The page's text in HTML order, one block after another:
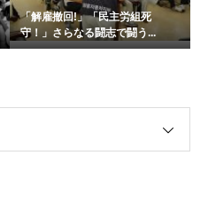
「解雇撤回!」「民主労組死
守！」さらなる闘志で闘う...